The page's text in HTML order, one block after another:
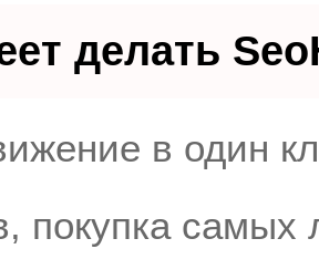
делать
в один
покупка